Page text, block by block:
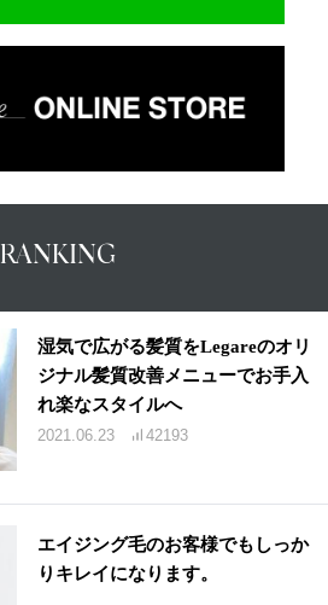
RANKING
湿気で広がる髪質をLegareのオリ
ジナル髪質改善メニューでお手入
れ楽なスタイルへ
2021.06.23 42193
エイジング毛のお客様でもしっか
りキレイになります。